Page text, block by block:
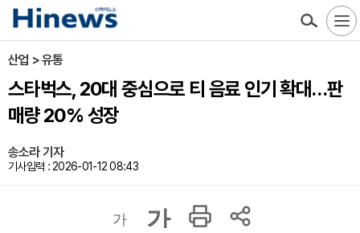
산업 > 유통
스타벅스, 20대 중심으로 티 음료 인기 확대…판
매량 20% 성장
송소라 기자
기사입력 : 2026-01-12 08:43
가 가